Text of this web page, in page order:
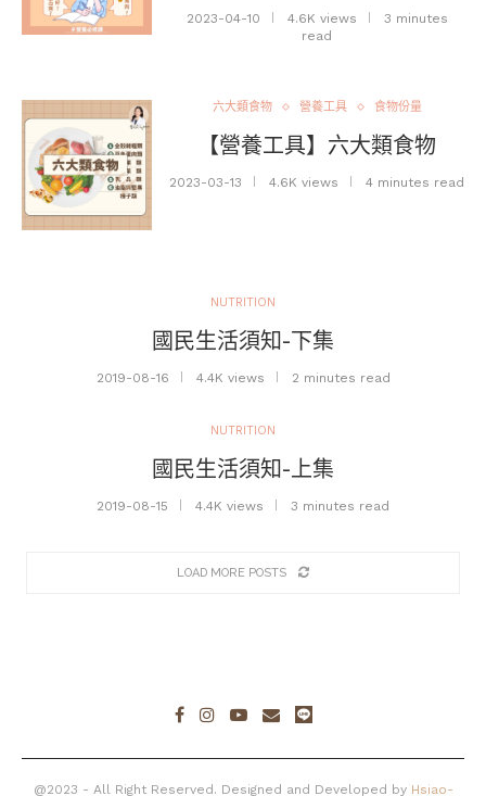
2023-04-10 4.6K views
3 minutes
read
六大類食物 營養工具 食物份量
【營養工具】六大類食物
2023-03-13 4.6K views 4 minutes read
NUTRITION
國民生活須知-下集
2019-08-16 4.4K views 2 minutes read
NUTRITION
國民生活須知-上集
2019-08-15 4.4K views 3 minutes read
LOAD MORE POSTS
@2023 - All Right Reserved. Designed and Developed by Hsiao-